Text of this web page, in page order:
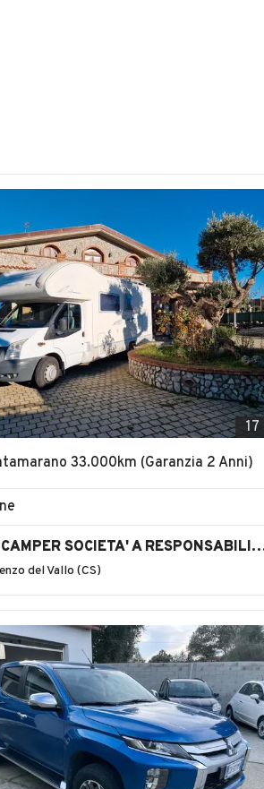
17
33.000km (Garanzia 2 Anni)
MARINO CAMPER SOCIETA' A
del Vallo (CS)